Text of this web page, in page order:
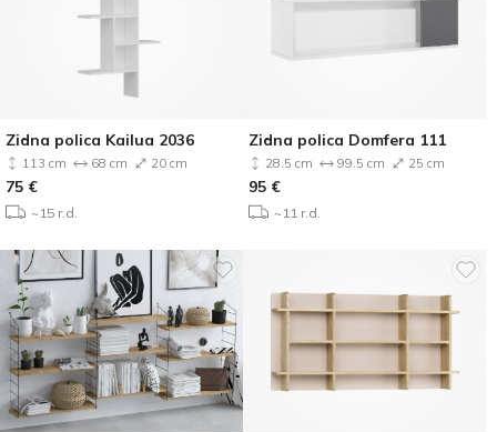
Zidna polica Kailua 2036
113 cm 68 cm 20 cm
75 €
~15 r.d.
Zidna polica Domfera 111
28.5 cm 99.5 cm 25 cm
95 €
~11 r.d.